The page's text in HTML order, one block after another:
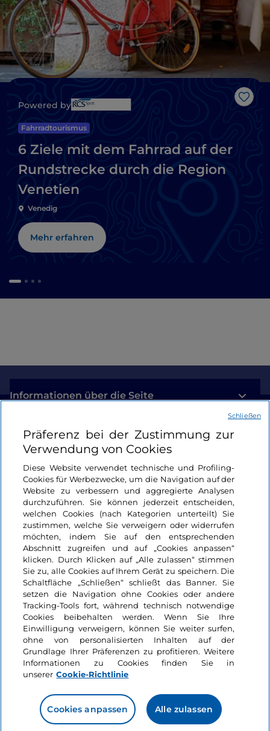
Like
Powered by
Fahrradtourismus
6 Ziele mit dem Fahrrad auf der
Rundstrecke durch die Region
Venetien
Venedig
Mehr erfahren
Informationen über die Seite
Nützliche Links
Login
Bleiben wir in Kontakt
Präferenz bei der Zustimmung zur
Verwendung von Cookies
Diese Website verwendet technische und Profiling-
Cookies für Werbezwecke, um die Navigation auf der
Website zu verbessern und aggregierte Analysen
durchzuführen. Sie können jederzeit entscheiden,
welchen Cookies (nach Kategorien unterteilt) Sie
zustimmen, welche Sie verweigern oder widerrufen
möchten, indem Sie auf den entsprechenden
Abschnitt zugreifen und auf „Cookies anpassen“
klicken. Durch Klicken auf „Alle zulassen“ stimmen
Sie zu, alle Cookies auf Ihrem Gerät zu speichern. Die
Schaltfläche „Schließen“ schließt das Banner. Sie
setzen die Navigation ohne Cookies oder andere
Tracking-Tools fort, während technisch notwendige
Cookies beibehalten werden. Wenn Sie Ihre
Einwilligung verweigern, können Sie weiter surfen,
ohne von personalisierten Inhalten auf der
Grundlage Ihrer Präferenzen zu profitieren. Weitere
Informationen zu Cookies finden Sie in
unserer Cookie-Richtlinie
Cookies anpassen Alle zulassen
Schließen